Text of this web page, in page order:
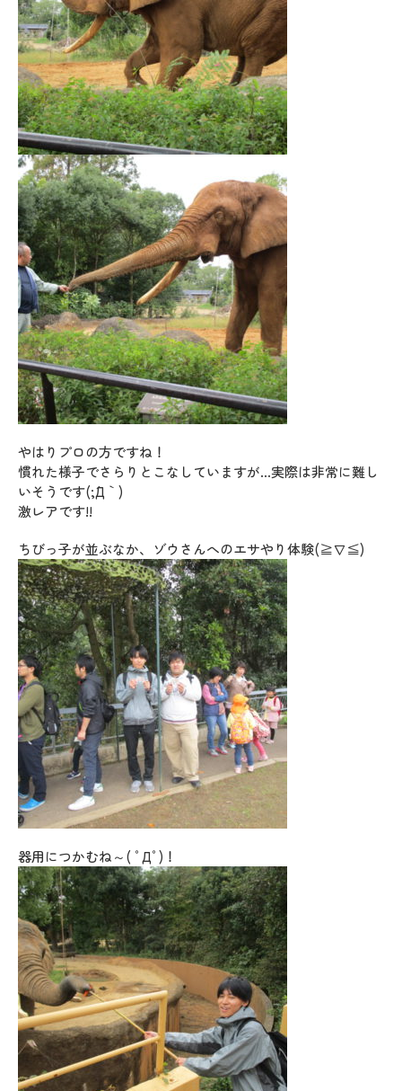
やはりプロの方ですね！
慣れた様子でさらりとこなしていますが…実際は非常に難し
いそうです(;´Д｀)
激レアです!!
ちびっ子が並ぶなか、ゾウさんへのエサやり体験(≧∇≦)
器用につかむね～( ﾟДﾟ)！